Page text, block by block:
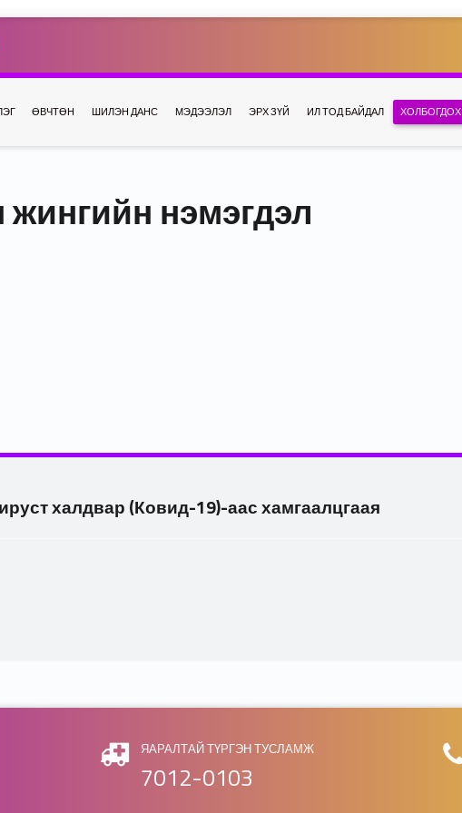
ӨВЧТӨН ШИЛЭН ДАНС МЭДЭЭЛЭЛ ЭРХ ЗҮЙ ИЛ ТОД БАЙДАЛ ХОЛБОГДОХ
нэмэгдэл
халдвар (Ковид-19)-аас хамгаалцгаая
ЯАРАЛТАЙ ТҮРГЭН ТУСЛАМЖ
7012-0103